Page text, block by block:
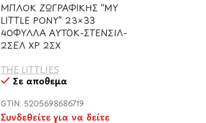
ΜΠΛΟΚ ΖΩΓΡΑΦΙΚΗΣ “MY
LITTLE PONY” 23×33
40ΦΥΛΛΑ ΑΥΤΟΚ-ΣΤΕΝΣΙΛ-
2ΣΕΛ ΧΡ 2ΣΧ
THE LITTLIES
Σε απόθεμα
GTIN: 5205698686719
Συνδεθείτε για να δείτε